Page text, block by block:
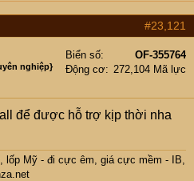
#23,121
nghiệp}
Biển số
OF-355764
Động cơ
272,104 Mã lực
để được hỗ trợ kịp thời nha
lốp Mỹ - đi cực êm, giá cực mềm - IB,